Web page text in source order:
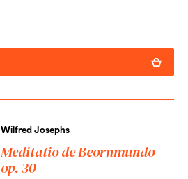
Wilfred Josephs
Meditatio de Beornmundo
op. 30